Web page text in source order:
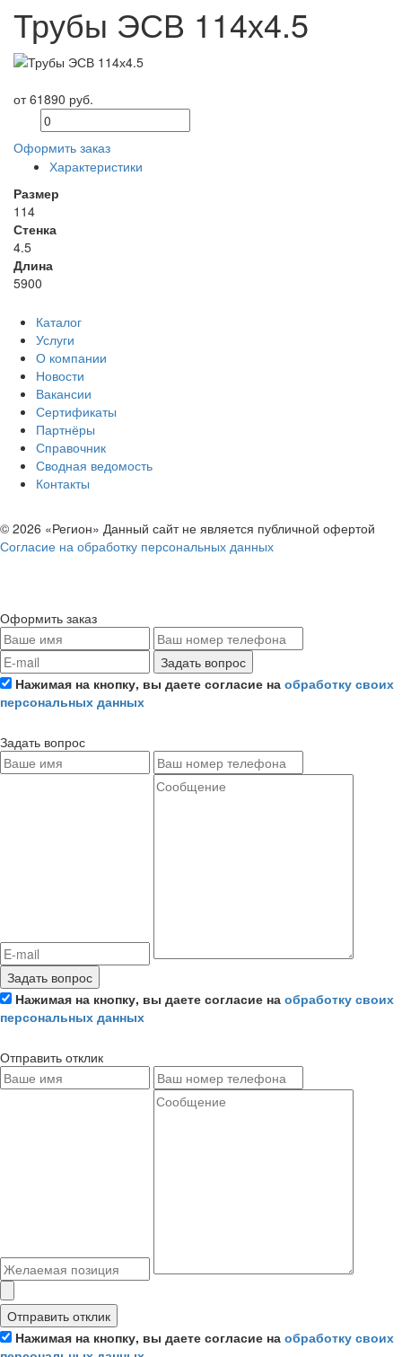
Трубы ЭСВ 114х4.5
от 61890 руб.
Оформить заказ
Характеристики
Размер
114
Стенка
4.5
Длина
5900
Каталог
Услуги
О компании
Новости
Вакансии
Сертификаты
Партнёры
Справочник
Сводная ведомость
Контакты
© 2026 «Регион» Данный сайт не является публичной офертой
Согласие на обработку персональных данных
Оформить заказ
Задать вопрос
Нажимая на кнопку, вы даете согласие на обработку своих
персональных данных
Задать вопрос
Задать вопрос
Нажимая на кнопку, вы даете согласие на обработку своих
персональных данных
Отправить отклик
Отправить отклик
Нажимая на кнопку, вы даете согласие на обработку своих